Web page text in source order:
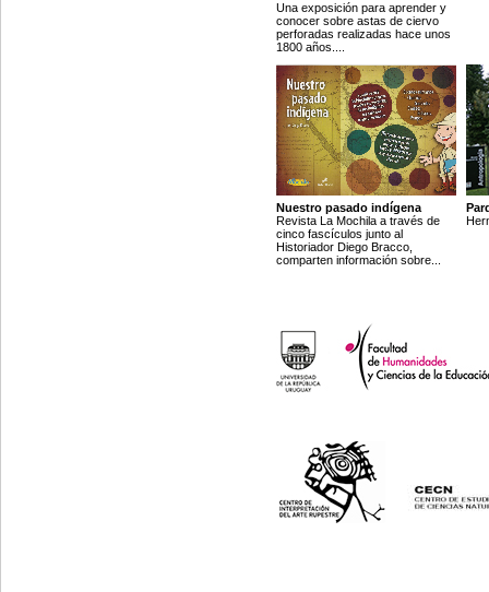
Una exposición para aprender y
conocer sobre astas de ciervo
perforadas realizadas hace unos
1800 años....
Nuestro pasado indígena
Revista La Mochila a través de
cinco fascículos junto al
Historiador Diego Bracco,
comparten información sobre...